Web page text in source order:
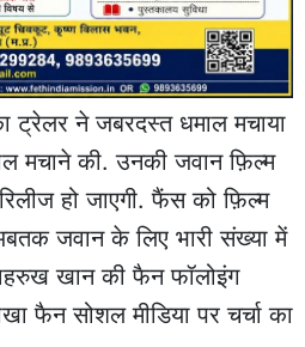
ट्रेलर ने जबरदस्त धमाल मचाया
मचाने की. उनकी जवान फ़िल्म
हो जाएगी. फैंस को फ़िल्म
जवान के लिए भारी संख्या में
खान की फैन फॉलोइंग
फैन सोशल मीडिया पर चर्चा का